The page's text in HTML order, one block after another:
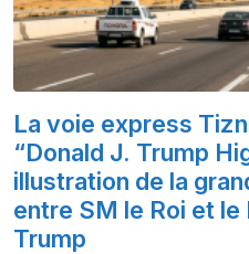
La voie express
“Donald J. Trump
illustration de la
entre SM le Roi et
Trump